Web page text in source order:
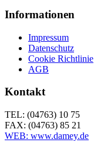
Informationen
Impressum
Datenschutz
Cookie Richtlinie
AGB
Kontakt
TEL: (04763) 10 75
FAX: (04763) 85 21
WEB: www.damey.de